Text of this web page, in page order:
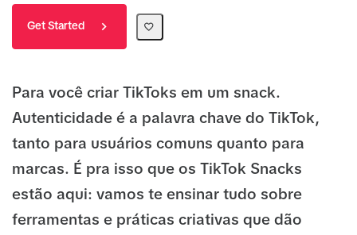
Get Started
Para você criar TikToks em um snack.
Autenticidade é a palavra chave do TikTok,
tanto para usuários comuns quanto para
marcas. É pra isso que os TikTok Snacks
estão aqui: vamos te ensinar tudo sobre
ferramentas e práticas criativas que dão